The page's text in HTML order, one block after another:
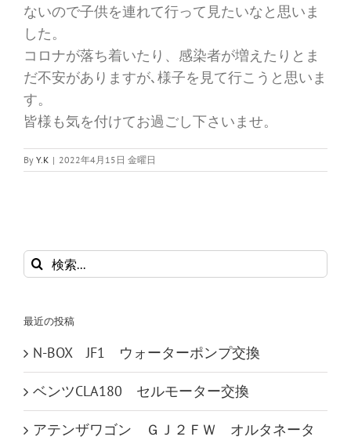
ないので子供を連れて行って見たいなと思いま
した。
コロナが落ち着いたり、感染者が増えたりとま
だ不安がありますが､様子を見て行こうと思いま
す。
皆様も気を付けてお過ごし下さいませ。
By Y.K | 2022年4月15日 金曜日
検
索
最近の投稿
N-BOX JF1 ウォーターポンプ交換
ベンツCLA180 セルモーター交換
アテンザワゴン ＧＪ２ＦＷ オルタネータ